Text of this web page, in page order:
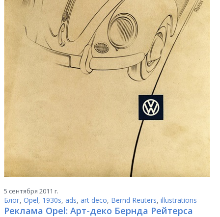
5 сентября 2011 г.
Блог, Opel, 1930s, ads, art deco, Bernd Reuters, illustrations
Реклама Opel: Арт-деко Бернда Рейтерса